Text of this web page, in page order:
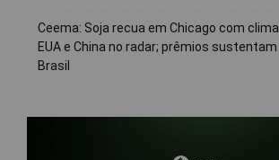
Ceema: Soja recua em Chicago com
EUA e China no radar; prêmios
Brasil